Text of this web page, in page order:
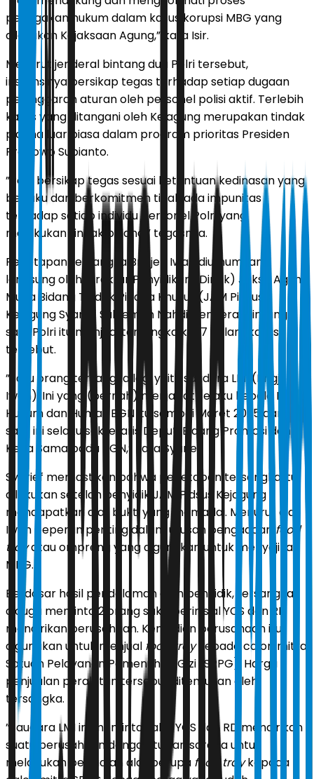
penegakan hukum dalam kasus korupsi MBG yang
dilakukan Kejaksaan Agung,” kata Isir.
Menurut jenderal bintang dua Polri tersebut,
instansinya bersikap tegas terhadap setiap dugaan
pelanggaran aturan oleh personel polisi aktif. Terlebih
kasus yang ditangani oleh Kejagung merupakan tindak
pidana luar biasa dalam program prioritas Presiden
Prabowo Subianto.
”Polri bersikap tegas sesuai ketentuan kedinasan yang
berlaku dan berkomitmen tidak ada impunitas
terhadap setiap individu personel Polri yang
melakukan tindak pidana,” tegasnya.
Penetapan tersangka Brigjen Iwan diumumkan
langsung oleh Direktur Penyidikan (Dirdik) Jaksa Agung
Muda Bidang Tindak Pidana Khusus (JAM Pidsus)
Kejagung Syarief Sulaeman Nahdi. Jenderal bintang
satu Polri itu menjadi tersangka ke-7 dalam kasus
tersebut.
”Satu orang tersangka lagi yaitu saudara LMI (Brigjen
Iwan). Ini yang (pernah) menjabat selaku kepala Biro
Hukum dan Humas BGN itu sampai Maret 2025 dan
saat ini selaku sekretaris Deputi Bidang Promosi dan
Kerja Sama pada BGN,” kata Syarief.
Syarief memastikan bahwa penetapan tersangka itu
dilakukan setelah penyidik JAM Pidsus Kejagung
mendapatkan alat bukti yang memadai. Menurut dia,
Iwan beperan penting dalam urusan pengadaan food
trayatau ompreng yang digunakan untuk menyajikan
MBG.
Berdasar hasil pendalaman oleh penyidik, tersangka
diduga meminta 2 orang saksi berinisial YCS dan RD
mendirikan perusahaan. Kemudian perusahaan itu
digunakan untuk menjual food tray kepada calon mitra
Satuan Pelayanan Pemenuhan Gizi (SPPG). Harga
penjualan peralatan tersebut ditentukan oleh
tersangka.
”Saudara LMI ini meminta saksi YCS dan RD mendirikan
suatu perusahaan dengan tujuan sarana untuk
melakukan penjualan alat berupa food traykepada